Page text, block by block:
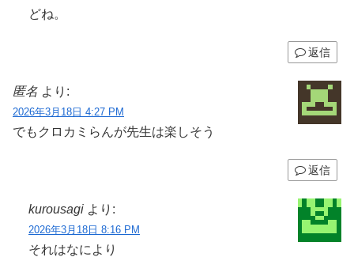
どね。
返信
匿名 より:
2026年3月18日 4:27 PM
でもクロカミらんが先生は楽しそう
返信
kurousagi より:
2026年3月18日 8:16 PM
それはなにより